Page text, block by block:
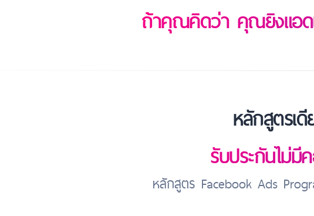
ถ้าคุณคิดว่า คุณยิงแอด
หลักสูตรเ
รับประกันไม่
หลักสูตร Facebook Ads